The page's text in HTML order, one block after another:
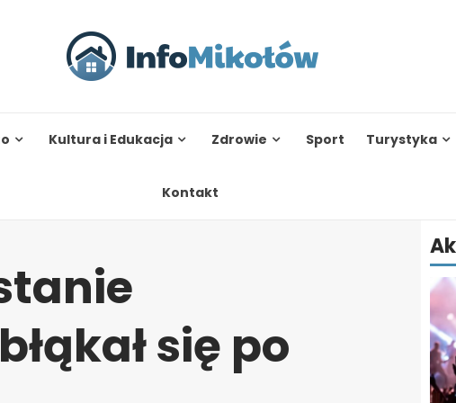
Kultura i Edukacja Zdrowie Sport Turystyka
Kontakt
się po